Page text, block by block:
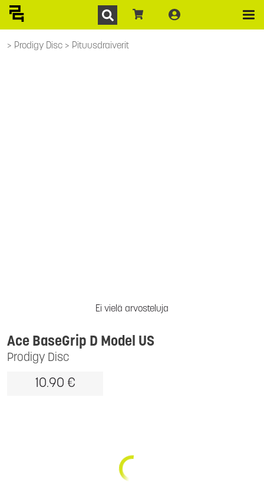
Prodigy Disc Pituusdraiverit
Ei vielä arvosteluja
Prodigy Disc
Ace BaseGrip D Model US
10.90 €